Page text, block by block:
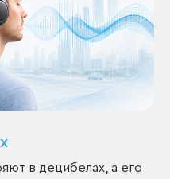
в децибелах, а его